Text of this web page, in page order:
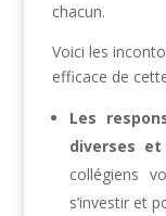
chacun.
Voici les
efficace de
Les
diverses
collégiens
s’investir et